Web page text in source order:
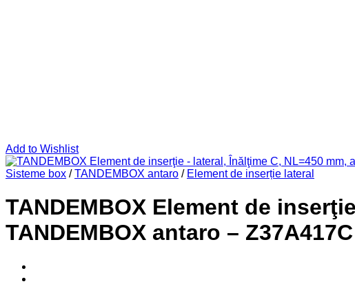
Add to Wishlist
Sisteme box / TANDEMBOX antaro / Element de inserție lateral
TANDEMBOX Element de
TANDEMBOX antaro – Z37A417C